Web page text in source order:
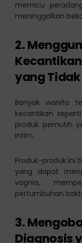
memicu
meninggalkan
2.
yang Tidak
Banyak wanita
kecantikan
produk pemutih
intim.
Produk-produk ini
yang dapat
vagnia,
pertumbuhan
3.
Diagnosis